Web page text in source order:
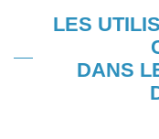
LES
DANS